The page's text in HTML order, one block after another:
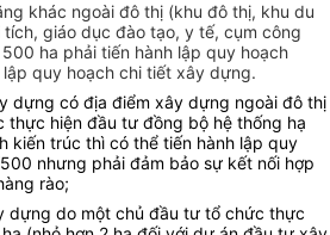
khác ngoài đô thị (khu đô thị, khu du
giáo dục đào tạo, y tế, cụm công
ha phải tiến hành lập quy hoạch
quy hoạch chi tiết xây dựng.
dựng có địa điểm xây dựng ngoài đô thị
hiện đầu tư đồng bộ hệ thống hạ
kiến trúc thì có thể tiến hành lập quy
nhưng phải đảm bảo sự kết nối hợp
rào;
dựng do một chủ đầu tư tổ chức thực